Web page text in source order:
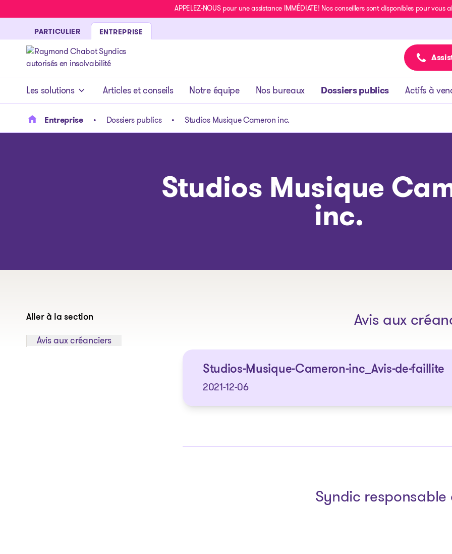
APPELEZ-NOUS pour une assistance IMMÉDIATE! Nos conseillers sont disponibles pour vous
PARTICULIER ENTREPRISE
- page d’accueil
Les solutions
Les solutions
Articles et conseils Notre équipe Nos bureaux Dossiers publics Actifs à
Entreprise Dossiers publics Studios Musique Cameron inc.
Studios Musique
inc.
Aller à la section
Sauter à la section:
Avis aux créanciers
Avis aux
Studios-Musique-Cameron-inc_Avis-de-faillite
2021-12-06
Syndic responsable